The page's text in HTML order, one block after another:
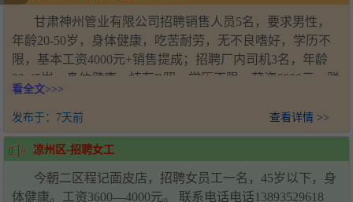
甘肃神州管业有限公司招聘销售人员5名，要求男性，
年龄20-50岁，身体健康，吃苦耐劳，无不良嗜好，学历不
限，基本工资4000元+销售提成；招聘厂内司机3名，年龄
22-45岁，身体健康，持有B照，学历不限，薪资6000元。联
系人：王经理，电话：18993571920，工作地址：甘肃省武
威市凉州区新能源产业园
看全文>>>
发布于： 7天前 查看详情 >>
凉州区-招聘女工
今朝二区程记面皮店，招聘女员工一名，45岁以下，身
体健康。工资3600—4000元。 联系电话电话13893529618